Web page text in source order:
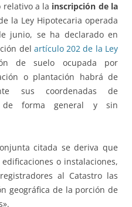
relativo a la inscripción de la
la Ley Hipotecaria operada
junio, se ha declarado en
del artículo 202 de la Ley
de suelo ocupada por
o plantación habrá de
sus coordenadas de
de forma general y sin
citada se deriva que
o instalaciones,
al Catastro las
geográfica de la porción de